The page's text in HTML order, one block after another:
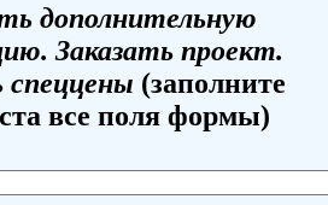
дополнительную
Заказать проект.
(заполните
все поля формы)